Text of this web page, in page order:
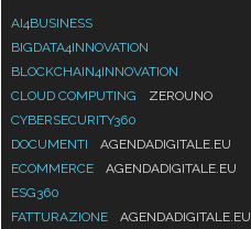
AI4BUSINESS
BIGDATA4INNOVATION
BLOCKCHAIN4INNOVATION
CLOUD COMPUTING
ZEROUNO
CYBERSECURITY360
DOCUMENTI
AGENDADIGITALE.EU
ECOMMERCE
AGENDADIGITALE.EU
ESG360
FATTURAZIONE
AGENDADIGITALE.EU